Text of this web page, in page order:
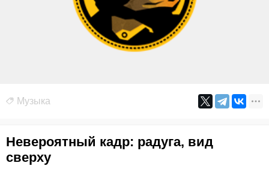
Музыка
Невероятный кадр: радуга, вид
сверху